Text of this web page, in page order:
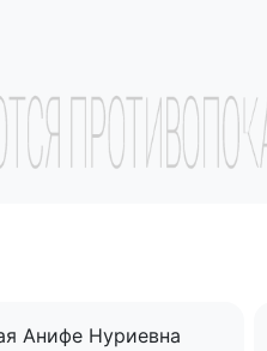
Анифе Нуриевна